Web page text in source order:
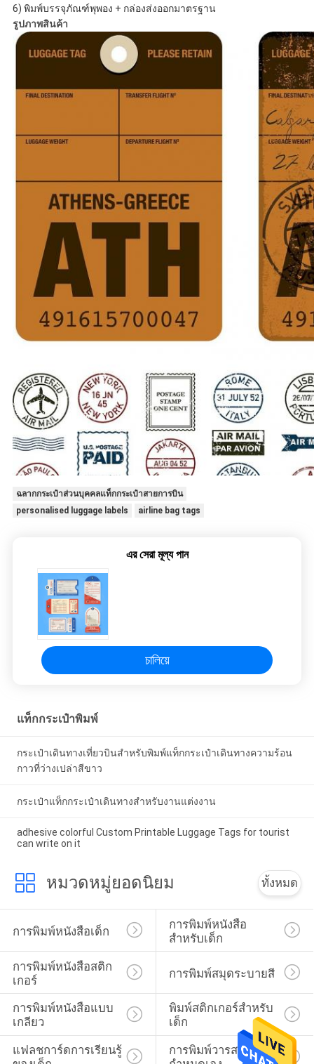
6) พิมพ์บรรจุภัณฑ์พุพอง + กล่องส่งออกมาตรฐาน
รูปภาพสินค้า
ฉลากกระเป๋าส่วนบุคคลแท็กกระเป๋าสายการบิน
personalised luggage labels
airline bag tags
এর সেরা মূল্য পান
চালিয়ে
แท็กกระเป๋าพิมพ์
กระเป๋าเดินทางเที่ยวบินสำหรับพิมพ์แท็กกระเป๋าเดินทางความร้อน
กาวที่ว่างเปล่าสีขาว
กระเป๋าแท็กกระเป๋าเดินทางสำหรับงานแต่งงาน
adhesive colorful Custom Printable Luggage Tags for tourist
can write on it
หมวดหมู่ยอดนิยม ทั้งหมด
การพิมพ์หนังสือเด็ก
การพิมพ์หนังสือ
สำหรับเด็ก
การพิมพ์หนังสือสติก
เกอร์
การพิมพ์สมุดระบายสี
การพิมพ์หนังสือแบบ
เกลียว
พิมพ์สติกเกอร์สำหรับ
เด็ก
แฟลชการ์ดการเรียนรู้
การพิมพ์วารสารที่